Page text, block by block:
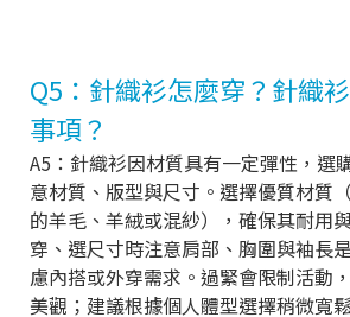
Q5：針織衫怎麼穿？針織
事項？
A5：針織衫因材質具有一定彈性，選
意材質、版型與尺寸。選擇優質材質
的羊毛、羊絨或混紗），確保其耐用
穿、選尺寸時注意肩部、胸圍與袖長
慮內搭或外穿需求。過緊會限制活動
美觀；建議根據個人體型選擇稍微寬